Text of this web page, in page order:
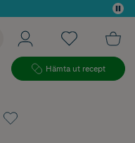
Hämta ut recept